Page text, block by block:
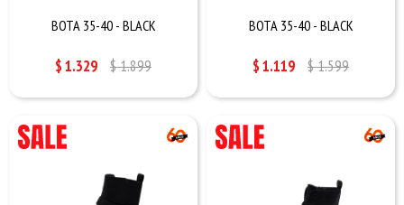
BOTA 35-40 - BLACK
$1.329 $1.899
BOTA 35-40 - BLACK
$1.119 $1.599